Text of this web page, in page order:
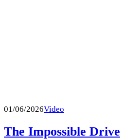
01/06/2026Video
The Impossible Drive